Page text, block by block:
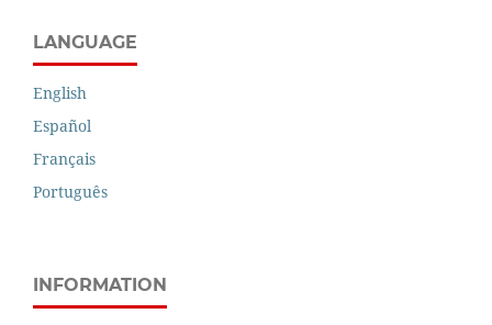
LANGUAGE
English
Español
Français
Português
INFORMATION